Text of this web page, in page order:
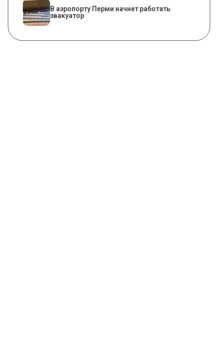
В аэропорту Перми начнет работать
эвакуатор